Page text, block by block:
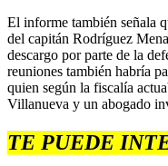
El informe también señala
del capitán Rodríguez
descargo por parte de la
reuniones también habría
quien según la fiscalía
Villanueva y un abogado
TE PUEDE